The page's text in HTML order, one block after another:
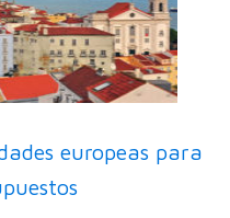
europeas para